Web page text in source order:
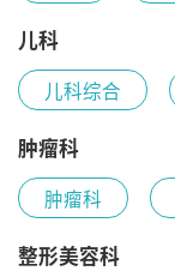
计划生育科
儿科
儿科综合
肿瘤科
肿瘤科
整形美容科